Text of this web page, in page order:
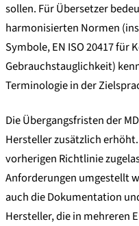
sollen. Für Übersetzer
harmonisierten Normen
Symbole, EN ISO 20417 für
Gebrauchstauglichkeit)
Terminologie in der
Die Übergangsfristen der
Hersteller zusätzlich
vorherigen Richtlinie
Anforderungen umgestellt
auch die Dokumentation
Hersteller, die in mehreren